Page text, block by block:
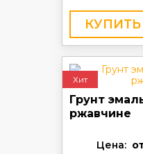
КУПИТЬ
Хит
Грунт
ржавчине
Цена: